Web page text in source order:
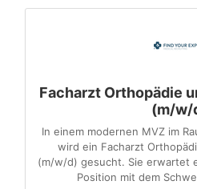
Facharzt Orthopädie
(m/w/
In einem modernen MVZ im
wird ein Facharzt
(m/w/d) gesucht. Sie erwartet
Position mit dem